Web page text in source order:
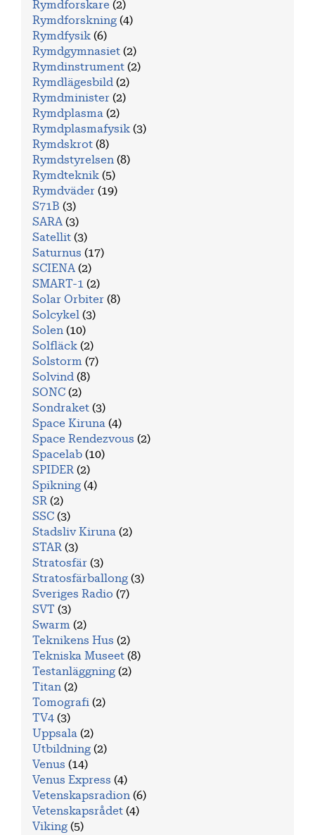
Rymdforskare (2)
Rymdforskning (4)
Rymdfysik (6)
Rymdgymnasiet (2)
Rymdinstrument (2)
Rymdlägesbild (2)
Rymdminister (2)
Rymdplasma (2)
Rymdplasmafysik (3)
Rymdskrot (8)
Rymdstyrelsen (8)
Rymdteknik (5)
Rymdväder (19)
S71B (3)
SARA (3)
Satellit (3)
Saturnus (17)
SCIENA (2)
SMART-1 (2)
Solar Orbiter (8)
Solcykel (3)
Solen (10)
Solfläck (2)
Solstorm (7)
Solvind (8)
SONC (2)
Sondraket (3)
Space Kiruna (4)
Space Rendezvous (2)
Spacelab (10)
SPIDER (2)
Spikning (4)
SR (2)
SSC (3)
Stadsliv Kiruna (2)
STAR (3)
Stratosfär (3)
Stratosfärballong (3)
Sveriges Radio (7)
SVT (3)
Swarm (2)
Teknikens Hus (2)
Tekniska Museet (8)
Testanläggning (2)
Titan (2)
Tomografi (2)
TV4 (3)
Uppsala (2)
Utbildning (2)
Venus (14)
Venus Express (4)
Vetenskapsradion (6)
Vetenskapsrådet (4)
Viking (5)